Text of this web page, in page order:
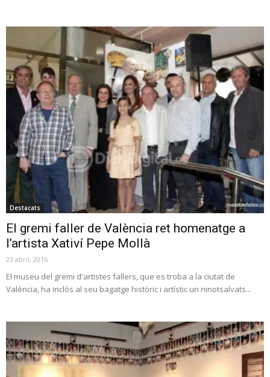
Destacats
El gremi faller de València ret homenatge a
l’artista Xativí Pepe Mollà
23 abril, 2016
El museu del gremi d'artistes fallers, que es troba a la ciutat de
València, ha inclòs al seu bagatge històric i artístic un ninotsalvats...